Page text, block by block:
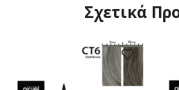
Σχετικά